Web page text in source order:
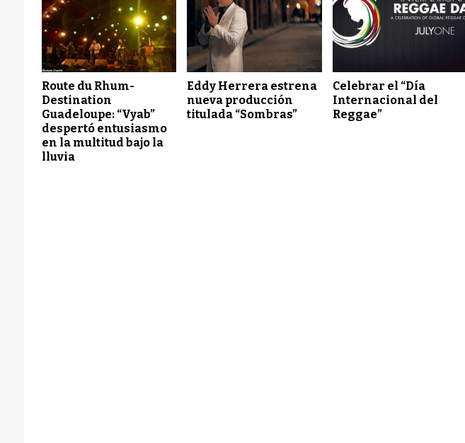
Route du Rhum-
Destination
Guadeloupe: “Vyab”
despertó entusiasmo
en la multitud bajo la
lluvia
Eddy Herrera estrena
nueva producción
titulada “Sombras”
Celebrar el “Día
Internacional del
Reggae”